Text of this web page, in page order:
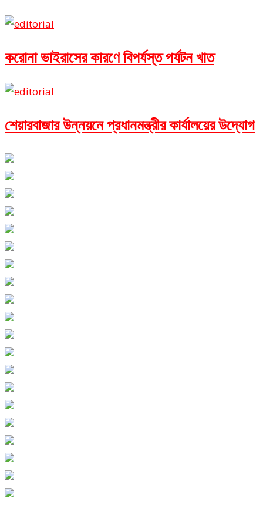
করোনা ভাইরাসের কারণে বিপর্যস্ত পর্যটন খাত
শেয়ারবাজার উন্নয়নে প্রধানমন্ত্রীর কার্যালয়ের উদ্যোগ